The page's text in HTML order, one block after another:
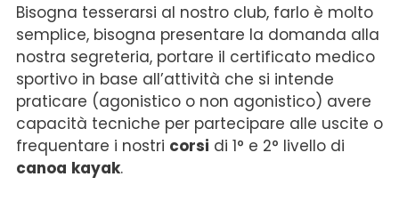
Bisogna tesserarsi al nostro club, farlo è molto
semplice, bisogna presentare la domanda alla
nostra segreteria, portare il certificato medico
sportivo in base all’attività che si intende
praticare (agonistico o non agonistico) avere
capacità tecniche per partecipare alle uscite o
frequentare i nostri corsi di 1° e 2° livello di
canoa kayak.